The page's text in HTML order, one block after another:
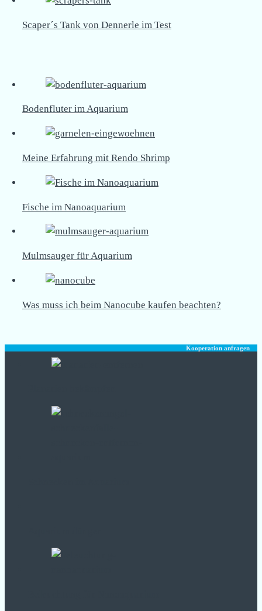
Scaper´s Tank von Dennerle im Test
Bodenfluter im Aquarium
Meine Erfahrung mit Rendo Shrimp
Fische im Nanoaquarium
Mulmsauger für Aquarium
Was muss ich beim Nanocube kaufen beachten?
Kooperation anfragen